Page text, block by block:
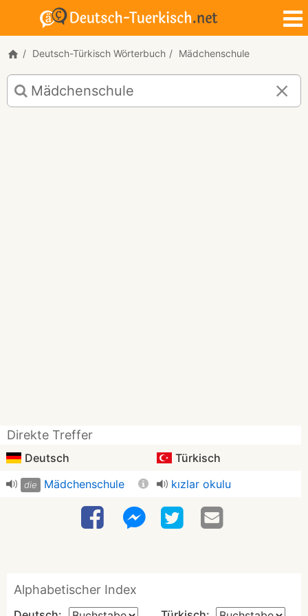
Deutsch-Türkisch Wörterbuch Mädchenschule
Deutsch-
Türkisch
Übersetzung
Direkte Treffer
Deutsch Türkisch
die Mädchenschule kızlar okulu
Alphabetischer Index